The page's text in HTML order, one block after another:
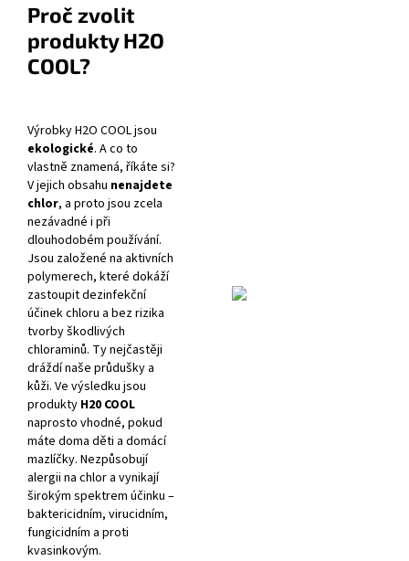
Proč zvolit
produkty H2O
COOL?
Výrobky H2O COOL jsou
ekologické. A co to
vlastně znamená, říkáte si?
V jejich obsahu nenajdete
chlor, a proto jsou zcela
nezávadné i při
dlouhodobém používání.
Jsou založené na aktivních
polymerech, které dokáží
zastoupit dezinfekční
účinek chloru a bez rizika
tvorby škodlivých
chloraminů. Ty nejčastěji
dráždí naše průdušky a
kůži. Ve výsledku jsou
produkty H20 COOL
naprosto vhodné, pokud
máte doma děti a domácí
mazlíčky. Nezpůsobují
alergii na chlor a vynikají
širokým spektrem účinku –
baktericidním, virucidním,
fungicidním a proti
kvasinkovým.